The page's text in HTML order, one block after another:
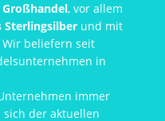
, vor allem
Sterlingsilber und mit
beliefern seit
in
immer
der aktuellen